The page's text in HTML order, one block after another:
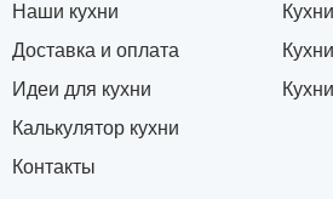
Наши кухни
Доставка и оплата
Идеи для кухни
Калькулятор кухни
Контакты